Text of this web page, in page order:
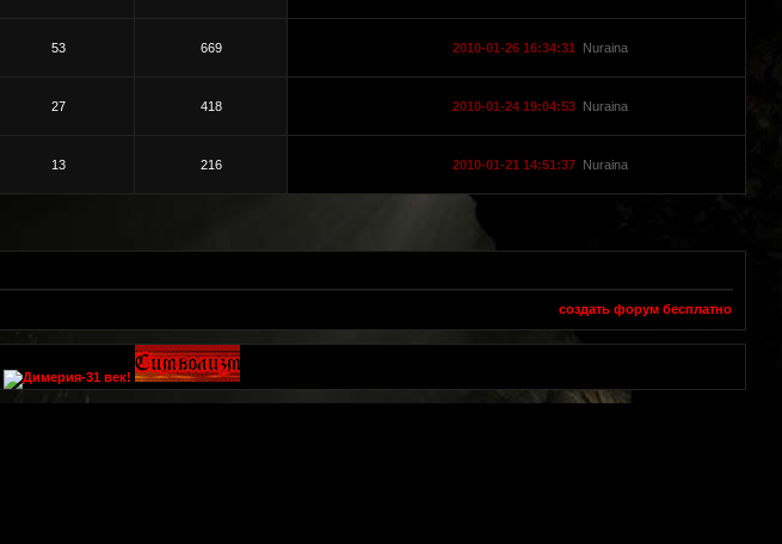
53
669 2010-01-26 16:34:31 Nuraina
27
418 2010-01-24 19:04:53 Nuraina
13
216 2010-01-21 14:51:37 Nuraina
создать форум бесплатно